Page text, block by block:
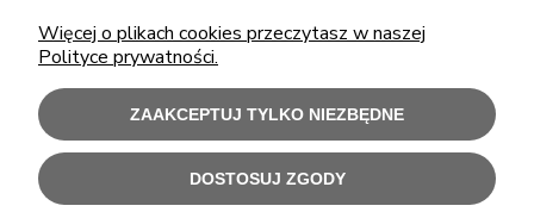
MOJE KONTO
INFORMACJE
Więcej o plikach cookies przeczytasz w naszej
Polityce prywatności.
ZAAKCEPTUJ TYLKO NIEZBĘDNE
DOSTOSUJ ZGODY